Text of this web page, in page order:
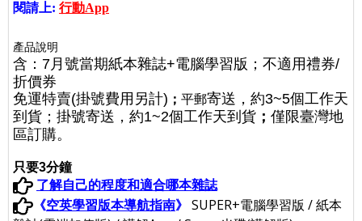
閱請上: 行動App
產品說明
含：7月號當期紙本雜誌+電腦學習版；不適用禮券/
折價券
免運特賣(掛號費用另計) ； 平郵寄送，約3~5個工作天
到貨；掛號寄送，約1~2個工作天到貨 ； 僅限臺灣地
區訂購。
只要3分鐘
了解自己的程度和適合哪本雜誌
《空英學習版本導航指南》 SUPER+電腦學習版 / 紙本